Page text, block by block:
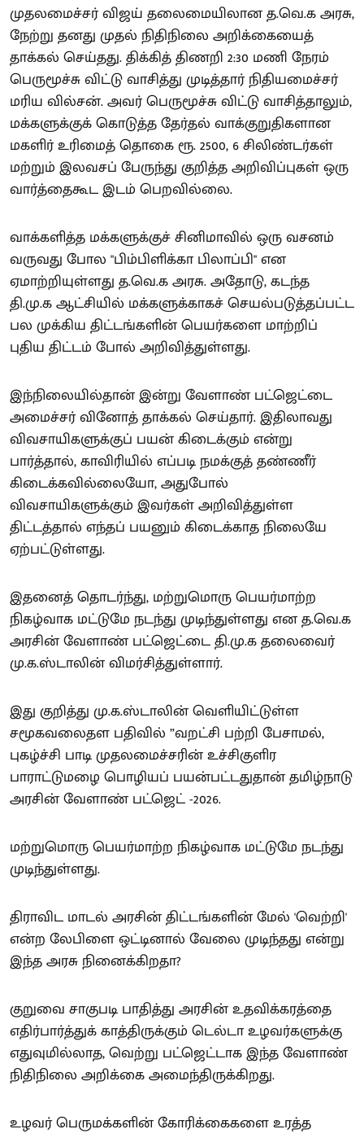
முதலமைச்சர் விஜய் தலைமையிலான த.வெ.க அரசு,
நேற்று தனது முதல் நிதிநிலை அறிக்கையைத்
தாக்கல் செய்தது. திக்கித் திணறி 2:30 மணி நேரம்
பெருமூச்சு விட்டு வாசித்து முடித்தார் நிதியமைச்சர்
மரிய வில்சன். அவர் பெருமூச்சு விட்டு வாசித்தாலும்,
மக்களுக்குக் கொடுத்த தேர்தல் வாக்குறுதிகளான
மகளிர் உரிமைத் தொகை ரூ. 2500, 6 சிலிண்டர்கள்
மற்றும் இலவசப் பேருந்து குறித்த அறிவிப்புகள் ஒரு
வார்த்தைகூட இடம் பெறவில்லை.
வாக்களித்த மக்களுக்குச் சினிமாவில் ஒரு வசனம்
வருவது போல "பிம்பிளிக்கா பிலாப்பி" என
ஏமாற்றியுள்ளது த.வெ.க அரசு. அதோடு, கடந்த
தி.மு.க ஆட்சியில் மக்களுக்காகச் செயல்படுத்தப்பட்ட
பல முக்கிய திட்டங்களின் பெயர்களை மாற்றிப்
புதிய திட்டம் போல் அறிவித்துள்ளது.
இந்நிலையில்தான் இன்று வேளாண் பட்ஜெட்டை
அமைச்சர் வினோத் தாக்கல் செய்தார். இதிலாவது
விவசாயிகளுக்குப் பயன் கிடைக்கும் என்று
பார்த்தால், காவிரியில் எப்படி நமக்குத் தண்ணீர்
கிடைக்கவில்லையோ, அதுபோல்
விவசாயிகளுக்கும் இவர்கள் அறிவித்துள்ள
திட்டத்தால் எந்தப் பயனும் கிடைக்காத நிலையே
ஏற்பட்டுள்ளது.
இதனைத் தொடர்ந்து, மற்றுமொரு பெயர்மாற்ற
நிகழ்வாக மட்டுமே நடந்து முடிந்துள்ளது என த.வெ.க
அரசின் வேளாண் பட்ஜெட்டை தி.மு.க தலைவைர்
மு.க.ஸ்டாலின் விமர்சித்துள்ளார்.
இது குறித்து மு.க.ஸ்டாலின் வெளியிட்டுள்ள
சமூகவலைதள பதிவில் ”வறட்சி பற்றி பேசாமல்,
புகழ்ச்சி பாடி முதலமைச்சரின் உச்சிகுளிர
பாராட்டுமழை பொழியப் பயன்பட்டதுதான் தமிழ்நாடு
அரசின் வேளாண் பட்ஜெட் -2026.
மற்றுமொரு பெயர்மாற்ற நிகழ்வாக மட்டுமே நடந்து
முடிந்துள்ளது.
திராவிட மாடல் அரசின் திட்டங்களின் மேல் 'வெற்றி'
என்ற லேபிளை ஒட்டினால் வேலை முடிந்தது என்று
இந்த அரசு நினைக்கிறதா?
குறுவை சாகுபடி பாதித்து அரசின் உதவிக்கரத்தை
எதிர்பார்த்துக் காத்திருக்கும் டெல்டா உழவர்களுக்கு
எதுவுமில்லாத, வெற்று பட்ஜெட்டாக இந்த வேளாண்
நிதிநிலை அறிக்கை அமைந்திருக்கிறது.
உழவர் பெருமக்களின் கோரிக்கைகளை உரத்த